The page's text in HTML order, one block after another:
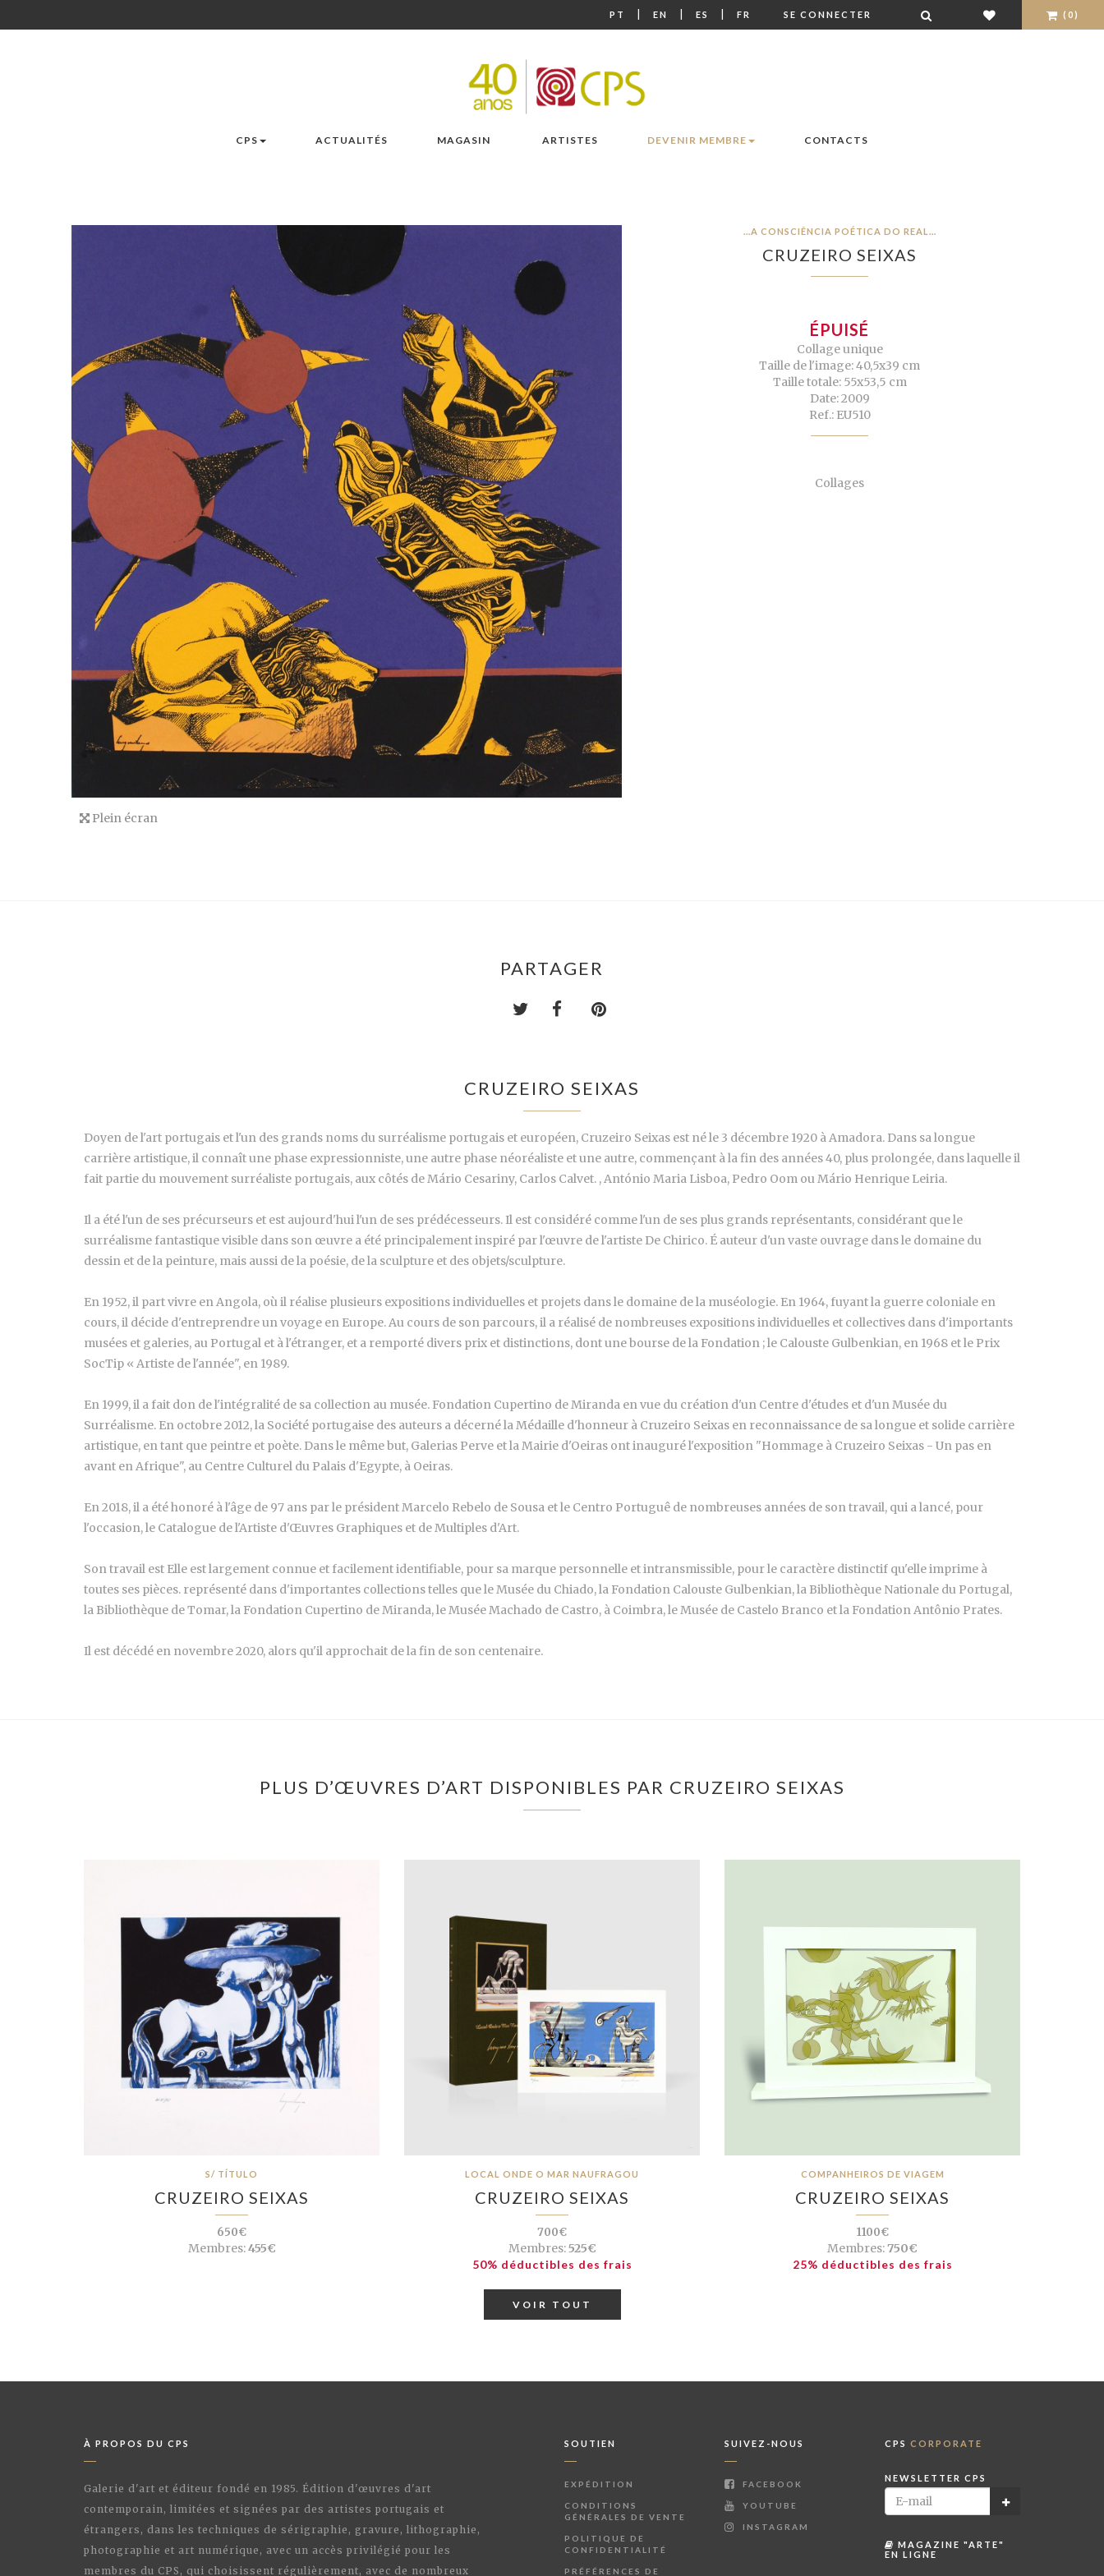
PT | EN | ES | FR SE CONNECTER (0)
CPS ACTUALITÉS MAGASIN ARTISTES DEVENIR MEMBRE CONTACTS
Plein écran
…A CONSCIÊNCIA POÉTICA DO REAL…
CRUZEIRO SEIXAS
ÉPUISÉ
Collage unique
Taille de l'image: 40,5x39 cm
Taille totale: 55x53,5 cm
Date: 2009
Ref.: EU510
Collages
PARTAGER
CRUZEIRO SEIXAS
Doyen de l'art portugais et l'un des grands noms du surréalisme portugais et européen, Cruzeiro Seixas est né le 3 décembre 1920 à Amadora. Dans sa longue
carrière artistique, il connaît une phase expressionniste, une autre phase néoréaliste et une autre, commençant à la fin des années 40, plus prolongée, dans laquelle il
fait partie du mouvement surréaliste portugais, aux côtés de Mário Cesariny, Carlos Calvet. , António Maria Lisboa, Pedro Oom ou Mário Henrique Leiria.
Il a été l'un de ses précurseurs et est aujourd'hui l'un de ses prédécesseurs. Il est considéré comme l'un de ses plus grands représentants, considérant que le
surréalisme fantastique visible dans son œuvre a été principalement inspiré par l'œuvre de l'artiste De Chirico. É auteur d'un vaste ouvrage dans le domaine du
dessin et de la peinture, mais aussi de la poésie, de la sculpture et des objets/sculpture.
En 1952, il part vivre en Angola, où il réalise plusieurs expositions individuelles et projets dans le domaine de la muséologie. En 1964, fuyant la guerre coloniale en
cours, il décide d'entreprendre un voyage en Europe. Au cours de son parcours, il a réalisé de nombreuses expositions individuelles et collectives dans d'importants
musées et galeries, au Portugal et à l'étranger, et a remporté divers prix et distinctions, dont une bourse de la Fondation ; le Calouste Gulbenkian, en 1968 et le Prix
SocTip « Artiste de l'année", en 1989.
En 1999, il a fait don de l'intégralité de sa collection au musée. Fondation Cupertino de Miranda en vue du création d'un Centre d'études et d'un Musée du
Surréalisme. En octobre 2012, la Société portugaise des auteurs a décerné la Médaille d'honneur à Cruzeiro Seixas en reconnaissance de sa longue et solide carrière
artistique, en tant que peintre et poète. Dans le même but, Galerias Perve et la Mairie d'Oeiras ont inauguré l'exposition "Hommage à Cruzeiro Seixas - Un pas en
avant en Afrique", au Centre Culturel du Palais d'Egypte, à Oeiras.
En 2018, il a été honoré à l'âge de 97 ans par le président Marcelo Rebelo de Sousa et le Centro Portuguê de nombreuses années de son travail, qui a lancé, pour
l'occasion, le Catalogue de l'Artiste d'Œuvres Graphiques et de Multiples d'Art.
Son travail est Elle est largement connue et facilement identifiable, pour sa marque personnelle et intransmissible, pour le caractère distinctif qu'elle imprime à
toutes ses pièces. représenté dans d'importantes collections telles que le Musée du Chiado, la Fondation Calouste Gulbenkian, la Bibliothèque Nationale du Portugal,
la Bibliothèque de Tomar, la Fondation Cupertino de Miranda, le Musée Machado de Castro, à Coimbra, le Musée de Castelo Branco et la Fondation Antônio Prates.
Il est décédé en novembre 2020, alors qu'il approchait de la fin de son centenaire.
PLUS D’ŒUVRES D’ART DISPONIBLES PAR CRUZEIRO SEIXAS
S/ TÍTULO
CRUZEIRO SEIXAS
650€
Membres:455€
LOCAL ONDE O MAR NAUFRAGOU
CRUZEIRO SEIXAS
700€
Membres:525€
50% déductibles des frais
COMPANHEIROS DE VIAGEM
CRUZEIRO SEIXAS
1100€
Membres:750€
25% déductibles des frais
VOIR TOUT
À PROPOS DU CPS
Galerie d'art et éditeur fondé en 1985. Édition d'œuvres d'art
contemporain, limitées et signées par des artistes portugais et
étrangers, dans les techniques de sérigraphie, gravure, lithographie,
photographie et art numérique, avec un accès privilégié pour les
membres du CPS, qui choisissent régulièrement, avec de nombreux
SOUTIEN
EXPÉDITION
CONDITIONS
GÉNÉRALES DE VENTE
POLITIQUE DE
CONFIDENTIALITÉ
PRÉFÉRENCES DE
SUIVEZ-NOUS
FACEBOOK
YOUTUBE
INSTAGRAM
CPS CORPORATE
NEWSLETTER CPS
MAGAZINE "ARTE"
EN LIGNE